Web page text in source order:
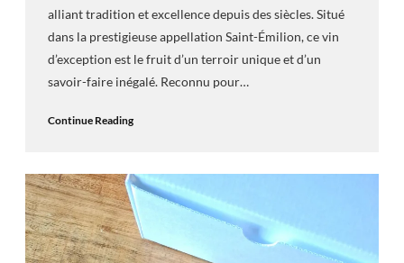
alliant tradition et excellence depuis des siècles. Situé
dans la prestigieuse appellation Saint-Émilion, ce vin
d’exception est le fruit d’un terroir unique et d’un
savoir-faire inégalé. Reconnu pour…
Continue Reading